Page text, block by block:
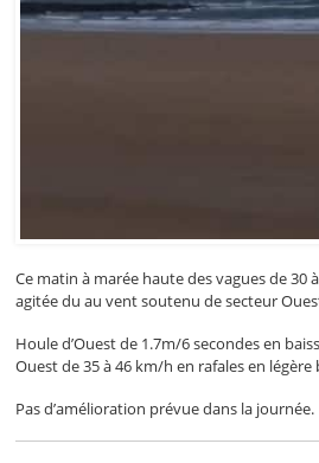
Ce matin à marée haute des vagues de 30
agitée du au vent soutenu de secteur
Houle d’Ouest de 1.7m/6 secondes en
Ouest de 35 à 46 km/h en rafales en légère
Pas d’amélioration prévue dans la journée.